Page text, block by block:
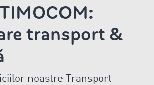
transport &
noastre Transport